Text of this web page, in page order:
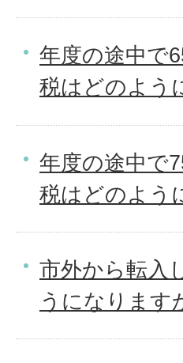
年度の途中で
税はどのよう
年度の途中で
税はどのよう
市外から転入
うになります